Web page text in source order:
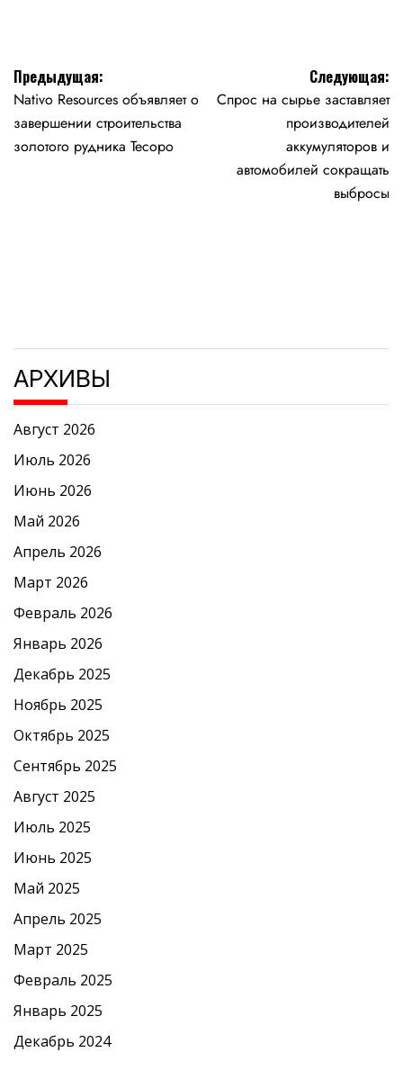
Навигация
по
записям
Предыдущая:
Nativo Resources объявляет о
завершении строительства
золотого рудника Тесоро
Следующая:
Спрос на сырье заставляет
производителей
аккумуляторов и
автомобилей сокращать
выбросы
АРХИВЫ
Август 2026
Июль 2026
Июнь 2026
Май 2026
Апрель 2026
Март 2026
Февраль 2026
Январь 2026
Декабрь 2025
Ноябрь 2025
Октябрь 2025
Сентябрь 2025
Август 2025
Июль 2025
Июнь 2025
Май 2025
Апрель 2025
Март 2025
Февраль 2025
Январь 2025
Декабрь 2024